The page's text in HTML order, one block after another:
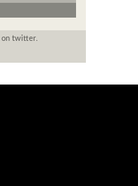
on twitter.